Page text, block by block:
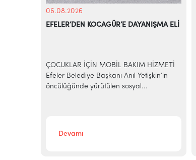
06.08.2026
EFELER’DEN KOCAGÜR’E DAYANIŞMA ELİ
ÇOCUKLAR İÇİN MOBİL BAKIM HİZMETİ
Efeler Belediye Başkanı Anıl Yetişkin’in
öncülüğünde yürütülen sosyal...
Devamı